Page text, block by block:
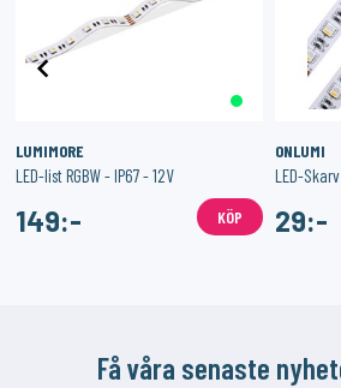
LUMIMORE
LED-list RGBW - IP67 - 12V
149:- KÖP
ONLUMI
LED-
29:-
Få våra senaste